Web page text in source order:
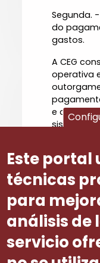
Segunda.
do
gastos.
A CEG
operativa
e
os
unha
axudas.
Número
16
Este portal
técnicas
para
análisis de
servicio